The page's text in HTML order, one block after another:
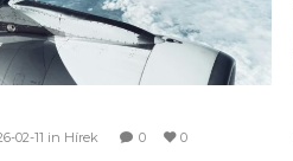
02-11 in Hírek 0 0